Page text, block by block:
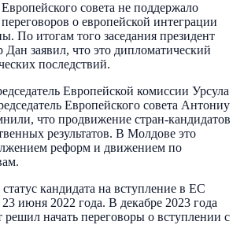
совета не поддержало
о европейской интеграции
По итогам того заседания президент
заявил, что это дипломатический
последствий.
Европейской комиссии Урсула
Европейского совета Антониу
что продвижение стран-кандидатов
результатов. В Молдове это
реформ и движением по
кандидата на вступление в ЕС
июня 2022 года. В декабре 2023 года
решил начать переговоры о вступлении с